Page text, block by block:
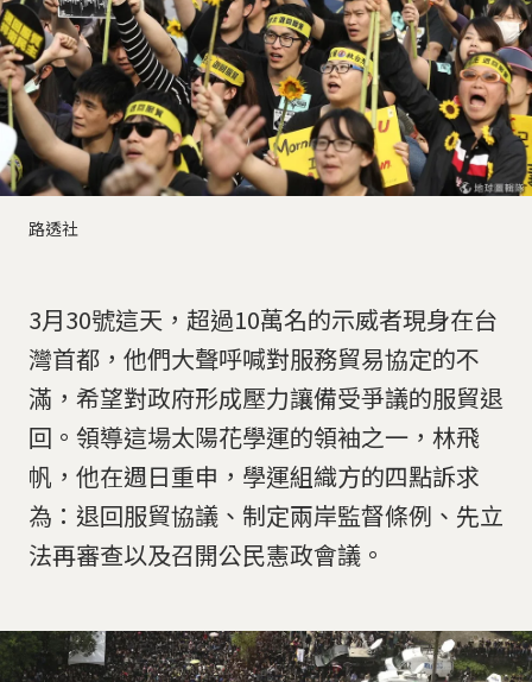
路透社
3月30號這天，超過10萬名的示威者現身在台
灣首都，他們大聲呼喊對服務貿易協定的不
滿，希望對政府形成壓力讓備受爭議的服貿退
回。領導這場太陽花學運的領袖之一，林飛
帆，他在週日重申，學運組織方的四點訴求
為：退回服貿協議、制定兩岸監督條例、先立
法再審查以及召開公民憲政會議。